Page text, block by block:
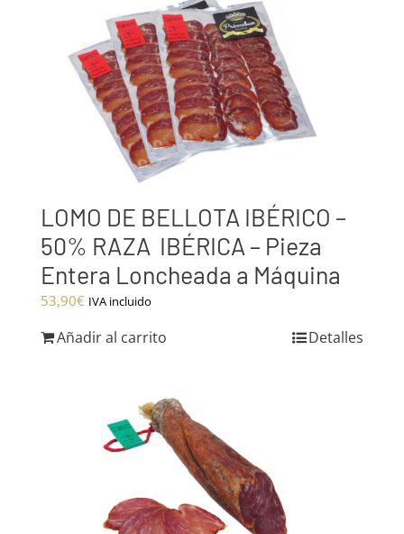
LOMO DE BELLOTA IBÉRICO –
50% RAZA IBÉRICA – Pieza
Entera Loncheada a Máquina
53,90€ IVA incluido
Añadir al carrito Detalles